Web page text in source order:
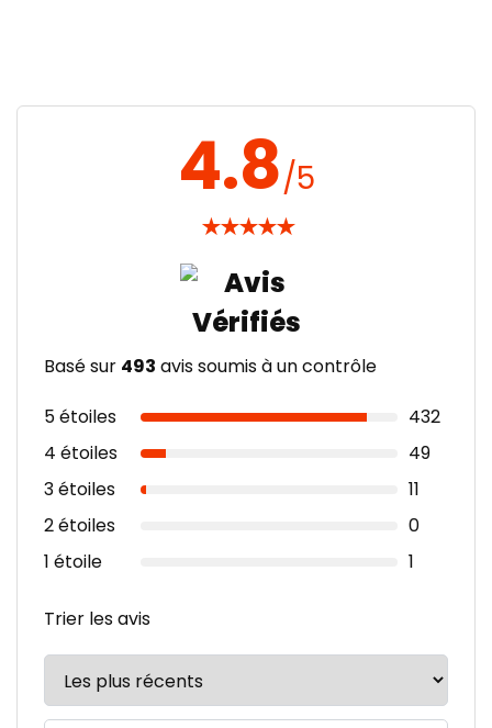
4.8/5
★★★★★
Basé sur 493 avis soumis à un contrôle
5 étoiles
432
4 étoiles
49
3 étoiles
11
2 étoiles
0
1 étoile
1
Trier les avis